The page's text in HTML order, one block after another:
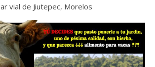
vial de Jiutepec, Morelos